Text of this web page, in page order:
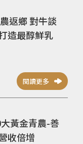
返鄉 對牛談
造最醇鮮乳
閱讀更多
黃金青農-善
收倍增